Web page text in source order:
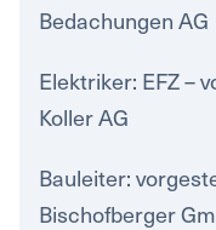
Bedachungen AG
Elektriker: EFZ –
Koller AG
Bauleiter:
Bischofberger